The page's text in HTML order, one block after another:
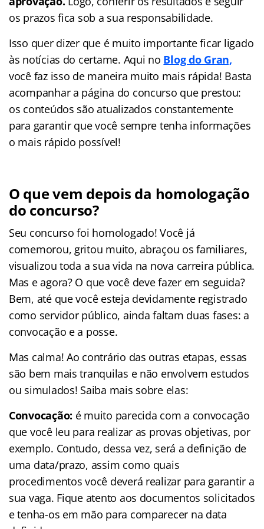
os prazos fica sob a sua responsabilidade.
Isso quer dizer que é muito importante ficar ligado
às notícias do certame. Aqui no Blog do Gran,
você faz isso de maneira muito mais rápida! Basta
acompanhar a página do concurso que prestou:
os conteúdos são atualizados constantemente
para garantir que você sempre tenha informações
o mais rápido possível!
O que vem depois da homologação
do concurso?
Seu concurso foi homologado! Você já
comemorou, gritou muito, abraçou os familiares,
visualizou toda a sua vida na nova carreira pública.
Mas e agora? O que você deve fazer em seguida?
Bem, até que você esteja devidamente registrado
como servidor público, ainda faltam duas fases: a
convocação e a posse.
Mas calma! Ao contrário das outras etapas, essas
são bem mais tranquilas e não envolvem estudos
ou simulados! Saiba mais sobre elas:
Convocação: é muito parecida com a convocação
que você leu para realizar as provas objetivas, por
exemplo. Contudo, dessa vez, será a definição de
uma data/prazo, assim como quais
procedimentos você deverá realizar para garantir a
sua vaga. Fique atento aos documentos solicitados
e tenha-os em mão para comparecer na data